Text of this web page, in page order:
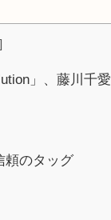
」、藤川千
頼のタッグ